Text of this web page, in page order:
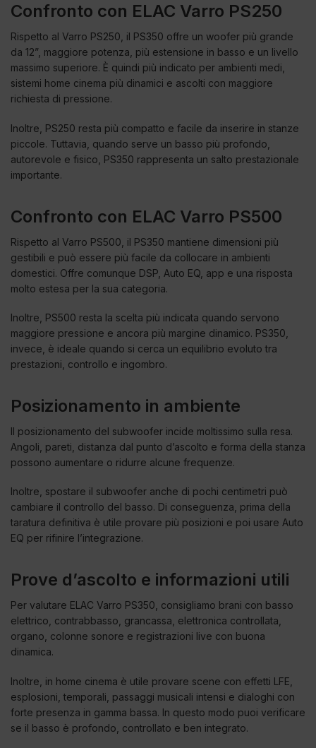
Confronto con ELAC Varro PS250
Rispetto al Varro PS250, il PS350 offre un woofer più grande
da 12”, maggiore potenza, più estensione in basso e un livello
massimo superiore. È quindi più indicato per ambienti medi,
sistemi home cinema più dinamici e ascolti con maggiore
richiesta di pressione.
Inoltre, PS250 resta più compatto e facile da inserire in stanze
piccole. Tuttavia, quando serve un basso più profondo,
autorevole e fisico, PS350 rappresenta un salto prestazionale
importante.
Confronto con ELAC Varro PS500
Rispetto al Varro PS500, il PS350 mantiene dimensioni più
gestibili e può essere più facile da collocare in ambienti
domestici. Offre comunque DSP, Auto EQ, app e una risposta
molto estesa per la sua categoria.
Inoltre, PS500 resta la scelta più indicata quando servono
maggiore pressione e ancora più margine dinamico. PS350,
invece, è ideale quando si cerca un equilibrio evoluto tra
prestazioni, controllo e ingombro.
Posizionamento in ambiente
Il posizionamento del subwoofer incide moltissimo sulla resa.
Angoli, pareti, distanza dal punto d’ascolto e forma della stanza
possono aumentare o ridurre alcune frequenze.
Inoltre, spostare il subwoofer anche di pochi centimetri può
cambiare il controllo del basso. Di conseguenza, prima della
taratura definitiva è utile provare più posizioni e poi usare Auto
EQ per rifinire l’integrazione.
Prove d’ascolto e informazioni utili
Per valutare ELAC Varro PS350, consigliamo brani con basso
elettrico, contrabbasso, grancassa, elettronica controllata,
organo, colonne sonore e registrazioni live con buona
dinamica.
Inoltre, in home cinema è utile provare scene con effetti LFE,
esplosioni, temporali, passaggi musicali intensi e dialoghi con
forte presenza in gamma bassa. In questo modo puoi verificare
se il basso è profondo, controllato e ben integrato.